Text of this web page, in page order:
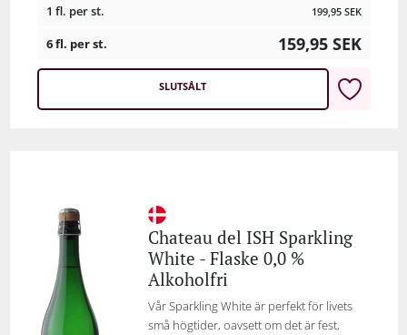
1 fl. per st. 199,95 SEK
6 fl. per st. 159,95 SEK
SLUTSÅLT
Chateau del ISH Sparkling
White - Flaske 0,0 %
Alkoholfri
Vår Sparkling White är perfekt för livets
små högtider, oavsett om det är fest,